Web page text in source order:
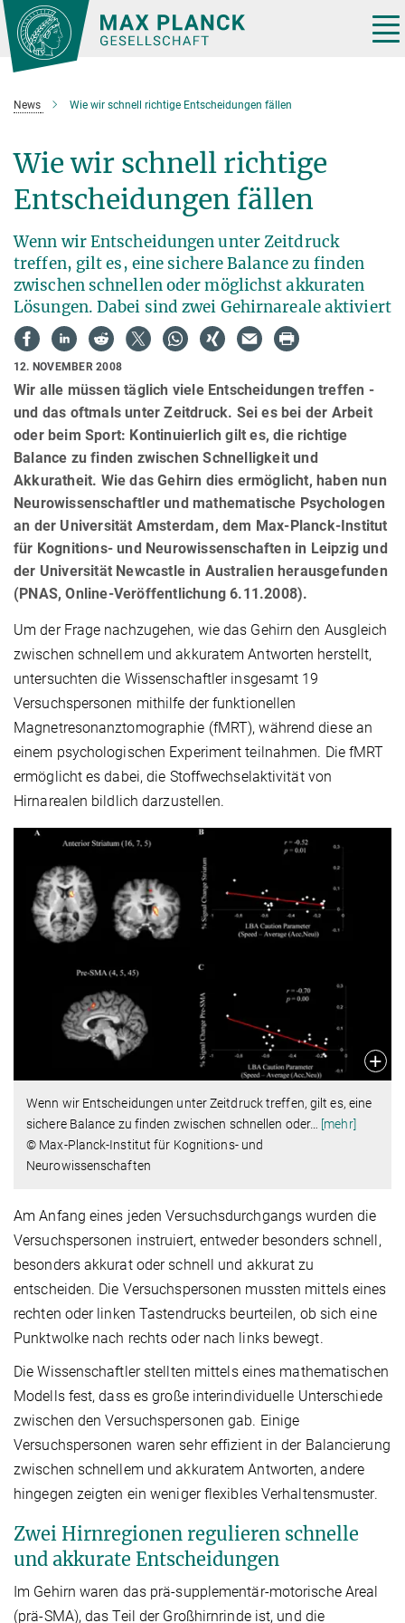
Hauptinhalt
News Wie wir schnell richtige Entscheidungen fällen
Wie wir schnell richtige
Entscheidungen fällen
Wenn wir Entscheidungen unter Zeitdruck
treffen, gilt es, eine sichere Balance zu finden
zwischen schnellen oder möglichst akkuraten
Lösungen. Dabei sind zwei Gehirnareale aktiviert
12. NOVEMBER 2008
Wir alle müssen täglich viele Entscheidungen treffen -
und das oftmals unter Zeitdruck. Sei es bei der Arbeit
oder beim Sport: Kontinuierlich gilt es, die richtige
Balance zu finden zwischen Schnelligkeit und
Akkuratheit. Wie das Gehirn dies ermöglicht, haben nun
Neurowissenschaftler und mathematische Psychologen
an der Universität Amsterdam, dem Max-Planck-Institut
für Kognitions- und Neurowissenschaften in Leipzig und
der Universität Newcastle in Australien herausgefunden
(PNAS, Online-Veröffentlichung 6.11.2008).
Um der Frage nachzugehen, wie das Gehirn den Ausgleich
zwischen schnellem und akkuratem Antworten herstellt,
untersuchten die Wissenschaftler insgesamt 19
Versuchspersonen mithilfe der funktionellen
Magnetresonanztomographie (fMRT), während diese an
einem psychologischen Experiment teilnahmen. Die fMRT
ermöglicht es dabei, die Stoffwechselaktivität von
Hirnarealen bildlich darzustellen.
Wenn wir Entscheidungen unter Zeitdruck treffen, gilt es, eine
sichere Balance zu finden zwischen schnellen oder…
[mehr]
© Max-Planck-Institut für Kognitions- und
Neurowissenschaften
Am Anfang eines jeden Versuchsdurchgangs wurden die
Versuchspersonen instruiert, entweder besonders schnell,
besonders akkurat oder schnell und akkurat zu
entscheiden. Die Versuchspersonen mussten mittels eines
rechten oder linken Tastendrucks beurteilen, ob sich eine
Punktwolke nach rechts oder nach links bewegt.
Die Wissenschaftler stellten mittels eines mathematischen
Modells fest, dass es große interindividuelle Unterschiede
zwischen den Versuchspersonen gab. Einige
Versuchspersonen waren sehr effizient in der Balancierung
zwischen schnellem und akkuratem Antworten, andere
hingegen zeigten ein weniger flexibles Verhaltensmuster.
Zwei Hirnregionen regulieren schnelle
und akkurate Entscheidungen
Im Gehirn waren das prä-supplementär-motorische Areal
(prä-SMA), das Teil der Großhirnrinde ist, und die